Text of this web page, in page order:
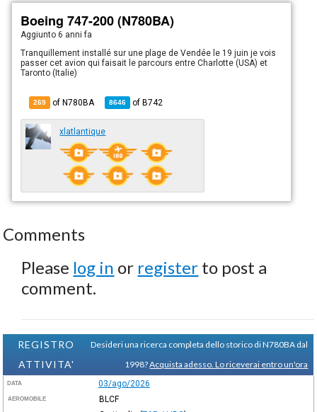
Boeing 747-200 (N780BA)
Aggiunto6 anni fa
Tranquillement installé sur une plage de Vendée le 19 juin je vois
passer cet avion qui faisait le parcours entre Charlotte (USA) et
Taronto (Italie)
269 of N780BA 8646 ofB742
xlatlantique
Comments
Please log in or register to post a
comment.
REGISTRO
ATTIVITA'
Desideri una ricerca completa dello storico di N780BA dal
1998?Acquista adesso. Lo riceverai entro un'ora
DATA 03/ago/2026
AEROMOBILE BLCF